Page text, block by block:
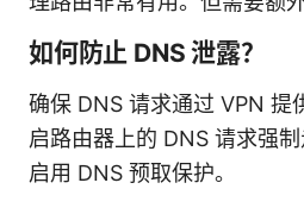
如何防止 DNS 泄露？
确保 DNS 请求通过 VPN 提
启路由器上的 DNS 请求强
启用 DNS 预取保护。